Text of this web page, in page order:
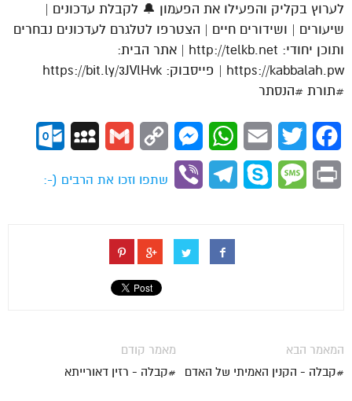
לערוץ בקליק והפעילו את הפעמון 🔔 לקבלת עדכונים |
שיעורים | ושידורים חיים | הצטרפו לטלגרם לעדכונים נבחרים
ותוכן יחודי: http://telkb.net | אתר הבית:
https://kabbalah.pw | פייסבוק: https://bit.ly/3JVlHvk
#תורת #הנסתר
Facebook
Twitter
Email
WhatsApp
Messenger
Copy
Gmail
MySpace
Print
Message
Skype
Telegram
Viber
שתפו וזכו את הרבים (-:
מאמר קודם
#קבלה - רזין דאורייתא
המאמר הבא
#קבלה - הקנין האמיתי של האדם